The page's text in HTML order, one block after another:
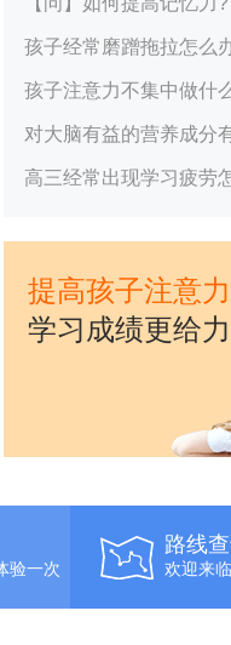
孩子经常磨蹭拖拉怎么
孩子注意力不集中做什
对大脑有益的营养成分
高三经常出现学习疲劳
提高孩子注意力
学习成绩更给力
验一次
路线
欢迎来